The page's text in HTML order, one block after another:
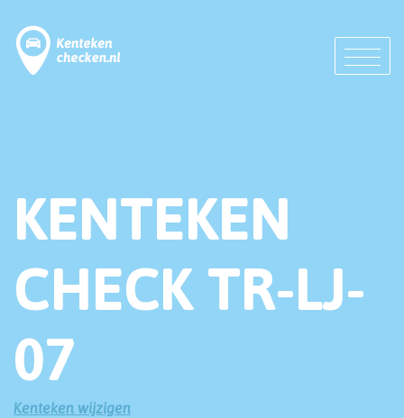
KENTEKEN
CHECK TR-LJ-
07
Kenteken wijzigen